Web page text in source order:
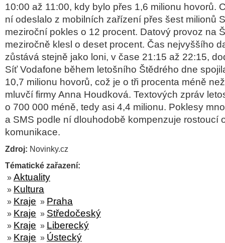
10:00 až 11:00, kdy bylo přes 1,6 milionu hovorů.
ní odeslalo z mobilních zařízení přes šest milionů
meziroční pokles o 12 procent. Datový provoz na
meziročně klesl o deset procent. Čas nejvyššího
zůstává stejně jako loni, v čase 21:15 až 22:15,
Síť Vodafone během letošního Štědrého dne
10,7 milionu hovorů, což je o tři procenta méně
mluvčí firmy Anna Houdková. Textových zpráv
o 700 000 méně, tedy asi 4,4 milionu. Poklesy
a SMS podle ní dlouhodobě kompenzuje rostoucí
komunikace.
Zdroj: Novinky.cz
Tématické zařazení:
» Aktuality
» Kultura
» Kraje » Praha
» Kraje » Středočeský
» Kraje » Liberecký
» Kraje » Ústecký